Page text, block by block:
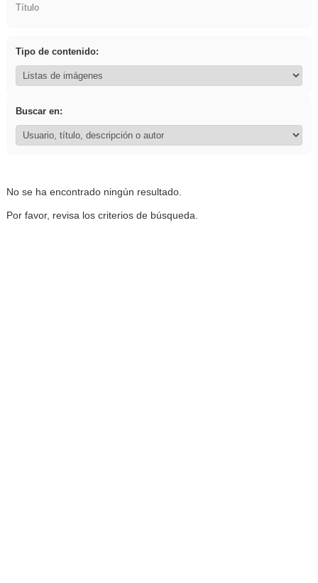
Título
Tipo de contenido:
Buscar en:
No se ha encontrado ningún resultado.
Por favor, revisa los criterios de búsqueda.